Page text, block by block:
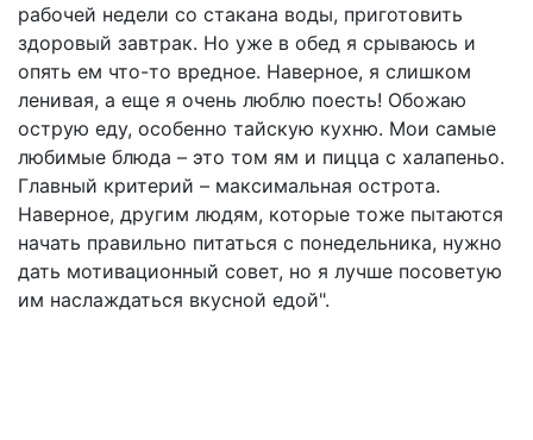
рабочей недели со стакана воды, приготовить
здоровый завтрак. Но уже в обед я срываюсь и
опять ем что-то вредное. Наверное, я слишком
ленивая, а еще я очень люблю поесть! Обожаю
острую еду, особенно тайскую кухню. Мои самые
любимые блюда – это том ям и пицца с халапеньо.
Главный критерий – максимальная острота.
Наверное, другим людям, которые тоже пытаются
начать правильно питаться с понедельника, нужно
дать мотивационный совет, но я лучше посоветую
им наслаждаться вкусной едой".